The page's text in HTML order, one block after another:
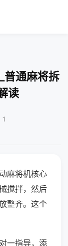
普通麻将拆
读
1
麻将机核心
搅拌，然后
整齐。这个
一指导，添